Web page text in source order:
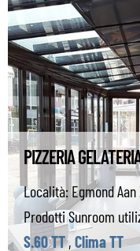
Località:Egmond Aan
Prodotti Sunroom
S.60 TT,Clima TT